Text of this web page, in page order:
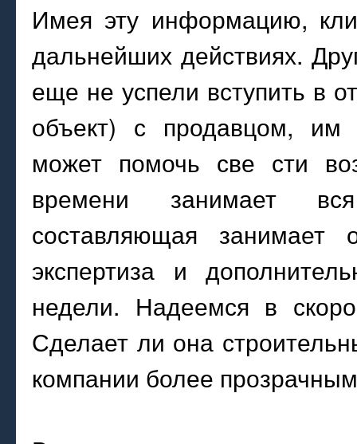
Имея эту информацию,
дальнейших действиях.
еще не успели вступить в
объект) с продавцом, им
может помочь све сти
времени занимает вся
составляющая
экспертиза и
недели. Надеемся в
Сделает ли она
компании более